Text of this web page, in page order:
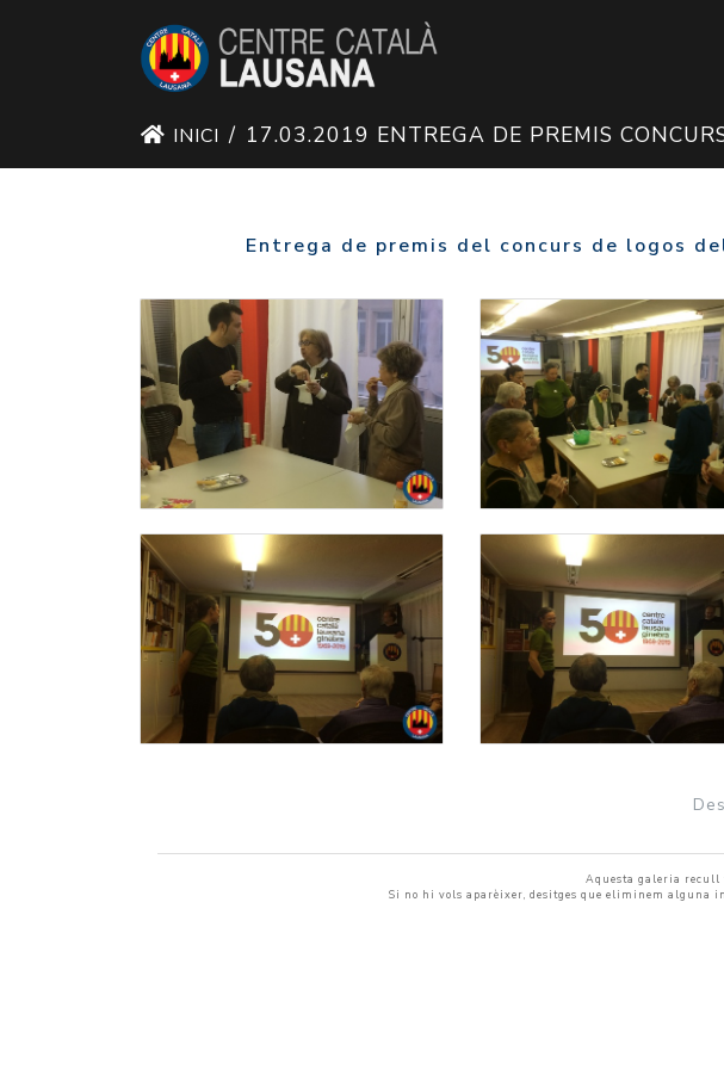
INICI 17.03.2019 ENTREGA DE PREMIS
Entrega de premis del concurs de logos
Aquesta galeria recull
Si no hi vols aparèixer, desitges que eliminem alguna